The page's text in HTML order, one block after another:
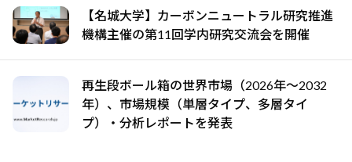
【名城大学】カーボンニュートラル研究推進
機構主催の第11回学内研究交流会を開催
再生段ボール箱の世界市場（2026年～2032
年）、市場規模（単層タイプ、多層タイ
プ）・分析レポートを発表